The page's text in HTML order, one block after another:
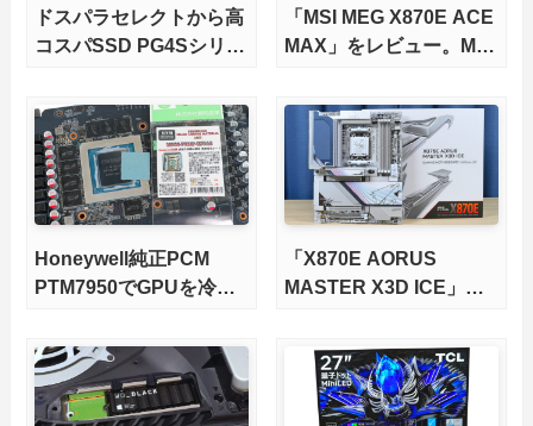
ドスパラセレクトから高
コスパSSD PG4Sシリー
「MSI MEG X870E ACE
MAX」をレビュー。M.2
版X870Eマザーボードを
徹底検証
Honeywell純正PCM
PTM7950でGPUを冷や
「X870E AORUS
MASTER X3D ICE」を
さらに高速にする完全版
X870Eマザーボードを徹
底検証